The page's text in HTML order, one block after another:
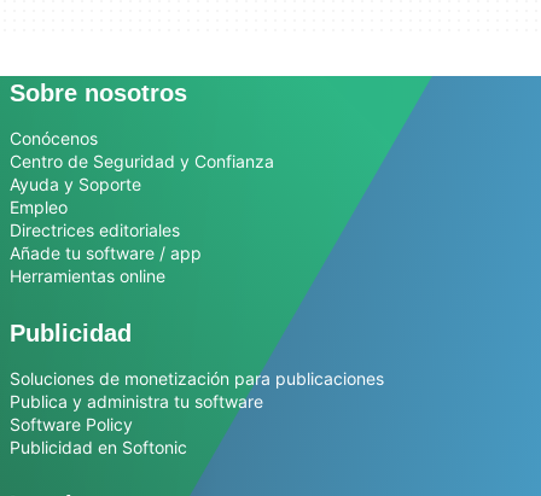
Sobre nosotros
Conócenos
Centro de Seguridad y Confianza
Ayuda y Soporte
Empleo
Directrices editoriales
Añade tu software / app
Herramientas online
Publicidad
Soluciones de monetización para publicaciones
Publica y administra tu software
Software Policy
Publicidad en Softonic